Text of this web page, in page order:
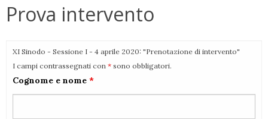
Prova intervento
XI Sinodo - Sessione I - 4 aprile 2020: "Prenotazione di intervento"
I campi contrassegnati con * sono obbligatori.
Cognome e nome *